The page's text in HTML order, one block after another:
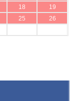
18
19
25
26